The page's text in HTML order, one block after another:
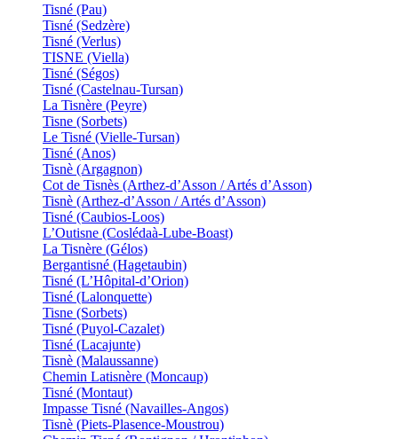
Tisné (Pau)
Tisné (Sedzère)
Tisné (Verlus)
TISNE (Viella)
Tisné (Ségos)
Tisné (Castelnau-Tursan)
La Tisnère (Peyre)
Tisne (Sorbets)
Le Tisné (Vielle-Tursan)
Tisné (Anos)
Tisnè (Argagnon)
Cot de Tisnès (Arthez-d’Asson / Artés d’Asson)
Tisnè (Arthez-d’Asson / Artés d’Asson)
Tisné (Caubios-Loos)
L’Outisne (Coslédaà-Lube-Boast)
La Tisnère (Gélos)
Bergantisné (Hagetaubin)
Tisné (L’Hôpital-d’Orion)
Tisné (Lalonquette)
Tisne (Sorbets)
Tisné (Puyol-Cazalet)
Tisné (Lacajunte)
Tisnè (Malaussanne)
Chemin Latisnère (Moncaup)
Tisné (Montaut)
Impasse Tisné (Navailles-Angos)
Tisnè (Piets-Plasence-Moustrou)